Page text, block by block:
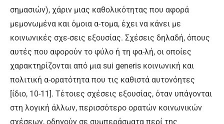
σημασιών), χάριν μιας καθολικότητας που αφορά
μεμονωμένα και όμοια α-τομα, έχει να κάνει με
κοινωνικές σχε-σεις εξουσίας. Σχέσεις δηλαδή, όπους
αυτές που αφορούν το φύλο ή τη φα-λή, οι οποίες
χαρακτηρίζονται από μια sui generis κοινωνική και
πολιτική α-ορατότητα που τις καθιστά αυτονόητες
[ίδιο, 10-11]. Τέτοιες σχέσεις εξουσίας, όταν υπάγονται
στη λογική άλλων, περισσότερο ορατών κοινωνικών
σχέσεων, οδηγούν σε συμπεράσματα περί της